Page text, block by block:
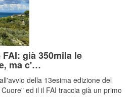
già 350mila le
ma c'…
della 13esima edizione del
ed il il FAI traccia già un primo